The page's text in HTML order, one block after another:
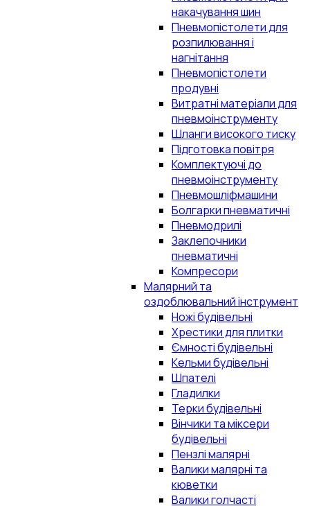
накачування шин
Пневмопістолети для
розпилювання і
нагнітання
Пневмопістолети
продувні
Витратні матеріали для
пневмоінструменту
Шланги високого тиску
Підготовка повітря
Комплектуючі до
пневмоінструменту
Пневмошліфмашини
Болгарки пневматичні
Пневмодрилі
Заклепочники
пневматичні
Компресори
Малярний та
оздоблювальний інструмент
Ножі будівельні
Хрестики для плитки
Ємності будівельні
Кельми будівельні
Шпателі
Гладилки
Терки будівельні
Вінчики та міксери
будівельні
Пензлі малярні
Валики малярні та
кюветки
Валики голчасті